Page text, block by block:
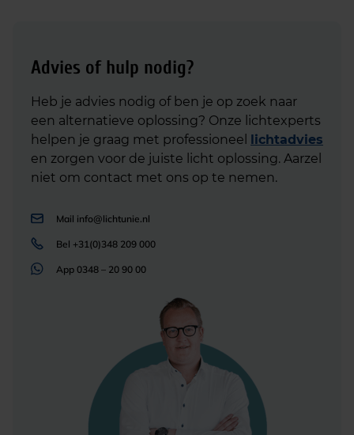
Advies of hulp nodig?
Heb je advies nodig of ben je op zoek naar
een alternatieve oplossing? Onze lichtexperts
helpen je graag met professioneel lichtadvies
en zorgen voor de juiste licht oplossing. Aarzel
niet om contact met ons op te nemen.
Mail info@lichtunie.nl
Bel +31(0)348 209 000
App 0348 – 20 90 00